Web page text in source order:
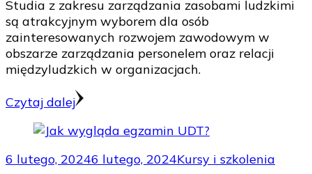
Studia z zakresu zarządzania zasobami ludzkimi
są atrakcyjnym wyborem dla osób
zainteresowanych rozwojem zawodowym w
obszarze zarządzania personelem oraz relacji
międzyludzkich w organizacjach.
Czytaj dalej
6 lutego, 20246 lutego, 2024Kursy i szkolenia